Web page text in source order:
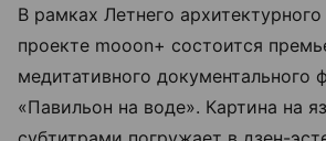
В рамках Летнего
проекте mooon+ состоится
медитативного документального
«Павильон на воде». Картина на